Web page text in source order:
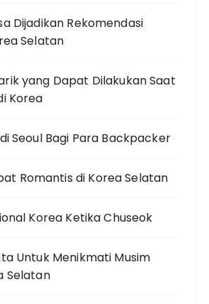
Dijadikan Rekomendasi
Selatan
yang Dapat Dilakukan Saat
Korea
Seoul Bagi Para Backpacker
Romantis di Korea Selatan
Korea Ketika Chuseok
Untuk Menikmati Musim
Selatan